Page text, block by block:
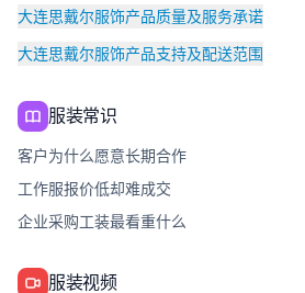
大连思戴尔服饰产品质量及服务承诺
大连思戴尔服饰产品支持及配送范围
服装常识
客户为什么愿意长期合作
工作服报价低却难成交
企业采购工装最看重什么
服装视频